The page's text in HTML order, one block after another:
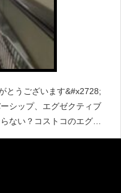
とうございます&#x2728;
シップ、エグゼクティブ
ない？コストコのエグゼ
物をするには,メンバーシ